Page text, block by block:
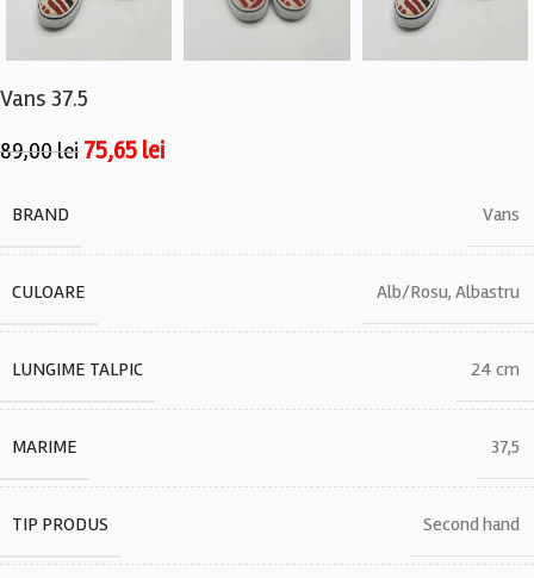
Vans 37.5
89,00lei 75,65 lei
BRAND Vans
CULOARE Alb/Rosu, Albastru
LUNGIME TALPIC 24 cm
MARIME 37,5
TIP PRODUS Second hand